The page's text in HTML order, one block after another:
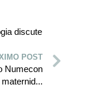
discute
POST
Numecon